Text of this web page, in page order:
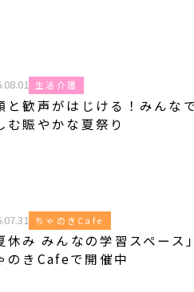
生活介護
と歓声がはじける！みんな
む賑やかな夏祭り
ちゃのきCafe
休み みんなの学習スペース
のきCafeで開催中